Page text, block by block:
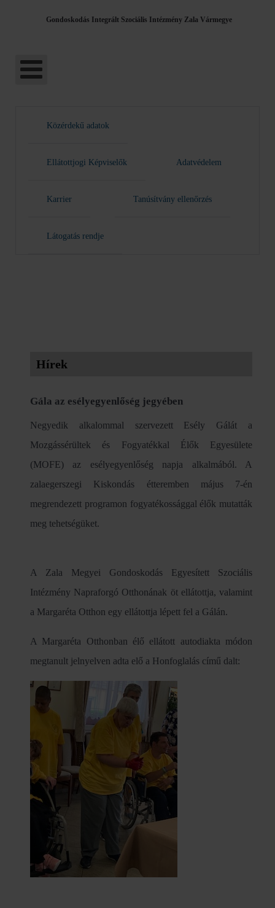
Gondoskodás Integrált Szociális Intézmény Zala Vármegye
Közérdekű adatok
Ellátottjogi Képviselők Adatvédelem
Karrier Tanúsítvány ellenőrzés
Látogatás rendje
Hírek
Gála az esélyegyenlőség jegyében
Negyedik alkalommal szervezett Esély Gálát a
Mozgássérültek és Fogyatékkal Élők Egyesülete
(MOFE) az esélyegyenlőség napja alkalmából. A
zalaegerszegi Kiskondás étteremben május 7-én
megrendezett programon fogyatékossággal élők mutatták
meg tehetségüket.
A Zala Megyei Gondoskodás Egyesített Szociális
Intézmény Napraforgó Otthonának öt ellátottja, valamint
a Margaréta Otthon egy ellátottja lépett fel a Gálán.
A Margaréta Otthonban élő ellátott autodiakta módon
megtanult jelnyelven adta elő a Honfoglalás című dalt: